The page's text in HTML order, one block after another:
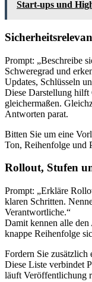
Start-ups und
Prompt: „Beschreibe
Schweregrad und
Updates, Schlüsseln
Diese Darstellung hilft
gleichermaßen.
Antworten parat.
Bitten Sie um eine
Ton, Reihenfolge und
Rollout, Stufen
Prompt: „Erkläre
klaren Schritten.
Verantwortliche.“
Damit kennen alle
knappe Reihenfolge
Fordern Sie zusätzlich
Diese Liste verbindet
läuft Veröffentlichung